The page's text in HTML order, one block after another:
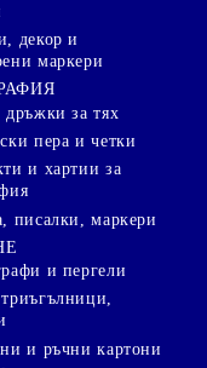
декор и
маркери
за тях
пера и четки
и хартии за
писалки, маркери
и пергели
и ръчни картони